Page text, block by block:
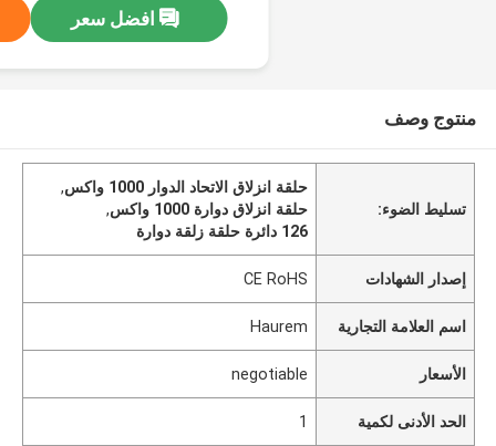
افضل سعر
منتوج وصف
تسليط الضوء:
حلقة انزلاق الاتحاد الدوار 1000 واكس
,
حلقة انزلاق دوارة 1000 واكس
,
126 دائرة حلقة زلقة دوارة
إصدار الشهادات CE RoHS
اسم العلامة التجارية Haurem
الأسعار negotiable
الحد الأدنى لكمية 1